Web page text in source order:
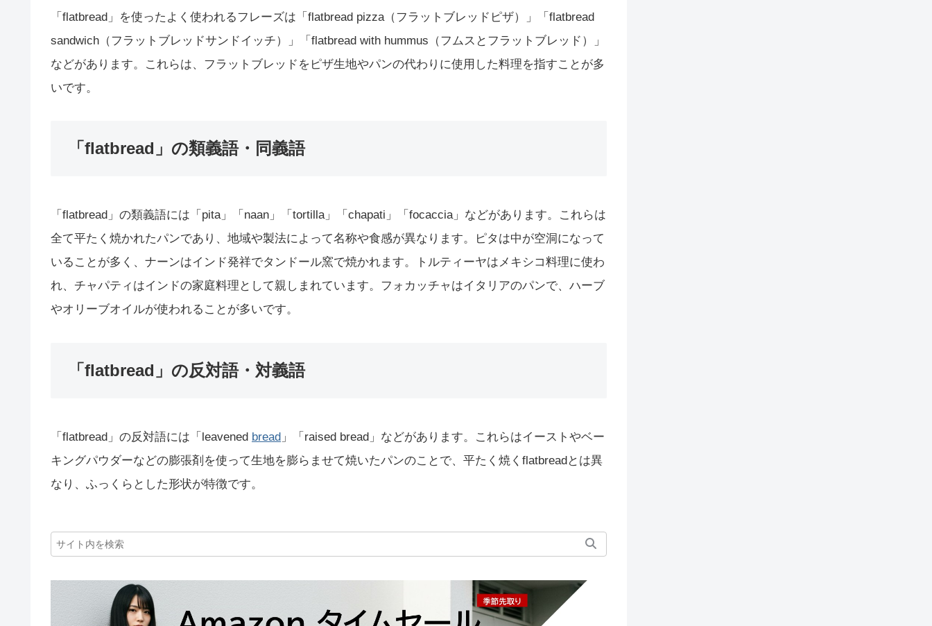
「flatbread」を使ったよく使われるフレーズは「flatbread pizza（フラットブレッドピザ）」「flatbread
sandwich（フラットブレッドサンドイッチ）」「flatbread with hummus（フムスとフラットブレッド）」
などがあります。これらは、フラットブレッドをピザ生地やパンの代わりに使用した料理を指すことが多
いです。
「flatbread」の類義語・同義語
「flatbread」の類義語には「pita」「naan」「tortilla」「chapati」「focaccia」などがあります。これらは
全て平たく焼かれたパンであり、地域や製法によって名称や食感が異なります。ピタは中が空洞になって
いることが多く、ナーンはインド発祥でタンドール窯で焼かれます。トルティーヤはメキシコ料理に使わ
れ、チャパティはインドの家庭料理として親しまれています。フォカッチャはイタリアのパンで、ハーブ
やオリーブオイルが使われることが多いです。
「flatbread」の反対語・対義語
「flatbread」の反対語には「leavened bread 」「raised bread」などがあります。これらはイーストやベー
キングパウダーなどの膨張剤を使って生地を膨らませて焼いたパンのことで、平たく焼くflatbreadとは異
なり、ふっくらとした形状が特徴です。